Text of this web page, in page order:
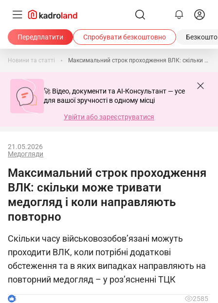
Передплатити Спробувати безкоштовно
Новини та статті Максимальний строк проходження ВЛК: скільки може тривати медогляд і коли направляють повторно
🚀 Відео, документи та AI-Консультант — усе
для вашої зручності в одному місці
Увійти або зареєструватися
Медогляди
21.05.2026
Максимальний строк проходження
ВЛК: скільки може тривати
медогляд і коли направляють
повторно
Скільки часу військовозобов’язані можуть
проходити ВЛК, коли потрібні додаткові
обстеження та в яких випадках направляють на
повторний медогляд – у роз’ясненні ТЦК
5
2585